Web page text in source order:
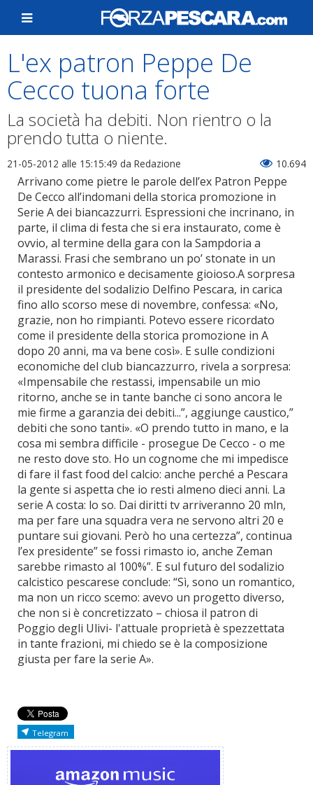
L'ex patron Peppe De
Cecco tuona forte
La società ha debiti. Non rientro o la
prendo tutta o niente.
21-05-2012 alle 15:15:49 da Redazione 10.694
Arrivano come pietre le parole dell’ex Patron Peppe
De Cecco all’indomani della storica promozione in
Serie A dei biancazzurri. Espressioni che incrinano, in
parte, il clima di festa che si era instaurato, come è
ovvio, al termine della gara con la Sampdoria a
Marassi. Frasi che sembrano un po’ stonate in un
contesto armonico e decisamente gioioso.A sorpresa
il presidente del sodalizio Delfino Pescara, in carica
fino allo scorso mese di novembre, confessa: «No,
grazie, non ho rimpianti. Potevo essere ricordato
come il presidente della storica promozione in A
dopo 20 anni, ma va bene così». E sulle condizioni
economiche del club biancazzurro, rivela a sorpresa:
«Impensabile che restassi, impensabile un mio
ritorno, anche se in tante banche ci sono ancora le
mie firme a garanzia dei debiti...”, aggiunge caustico,”
debiti che sono tanti». «O prendo tutto in mano, e la
cosa mi sembra difficile - prosegue De Cecco - o me
ne resto dove sto. Ho un cognome che mi impedisce
di fare il fast food del calcio: anche perché a Pescara
la gente si aspetta che io resti almeno dieci anni. La
serie A costa: lo so. Dai diritti tv arriveranno 20 mln,
ma per fare una squadra vera ne servono altri 20 e
puntare sui giovani. Però ho una certezza”, continua
l’ex presidente” se fossi rimasto io, anche Zeman
sarebbe rimasto al 100%”. E sul futuro del sodalizio
calcistico pescarese conclude: “Sì, sono un romantico,
ma non un ricco scemo: avevo un progetto diverso,
che non si è concretizzato – chiosa il patron di
Poggio degli Ulivi- l'attuale proprietà è spezzettata
in tante frazioni, mi chiedo se è la composizione
giusta per fare la serie A».
Telegram